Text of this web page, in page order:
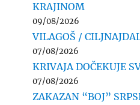
KRAJINOM
09/08/2026
VILAGOŠ /
07/08/2026
KRIVAJA DOČEKUJE
07/08/2026
ZAKAZAN “BOJ”